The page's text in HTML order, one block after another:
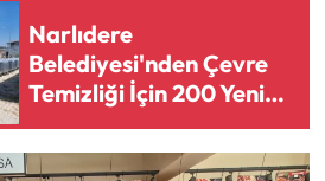
Narlıdere
Belediyesi'nden Çevre
Temizliği İçin 200 Yeni
Çöp Konteyneri